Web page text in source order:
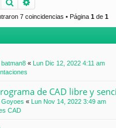
7 coincidencias • Página 1de 1
batman8 «
Lun Dic 12, 2022 4:11 am
de CAD libre y
Goyoes «
Lun Nov 14, 2022 3:49 am
CAD